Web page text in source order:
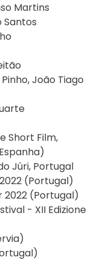
Martins
Santos
João Tiago
Short Film,
Júri, Portugal
(Portugal)
2022 (Portugal)
- XII Edizione